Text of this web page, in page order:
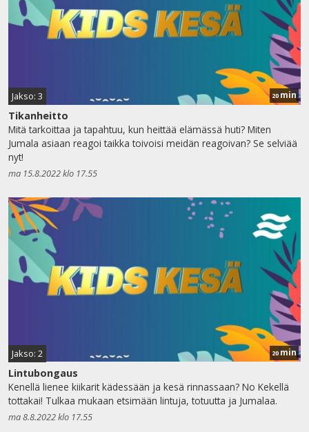
Jakso: 3 20min
Tikanheitto
Mitä tarkoittaa ja tapahtuu, kun heittää elämässä huti? Miten
Jumala asiaan reagoi taikka toivoisi meidän reagoivan? Se selviää
nyt!
ma 15.8.2022 klo 17.55
Jakso: 2 20min
Lintubongaus
Kenellä lienee kiikarit kädessään ja kesä rinnassaan? No Kekellä
tottakai! Tulkaa mukaan etsimään lintuja, totuutta ja Jumalaa.
ma 8.8.2022 klo 17.55